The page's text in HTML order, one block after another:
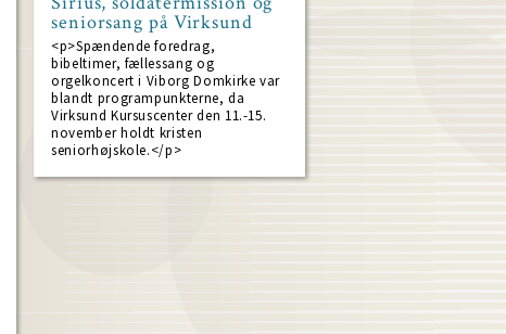
seniorsang på Virksund
<p>Spændende foredrag,
bibeltimer, fællessang og
orgelkoncert i Viborg Domkirke var
blandt programpunkterne, da
Virksund Kursuscenter den 11.-15.
november holdt kristen
seniorhøjskole.</p>